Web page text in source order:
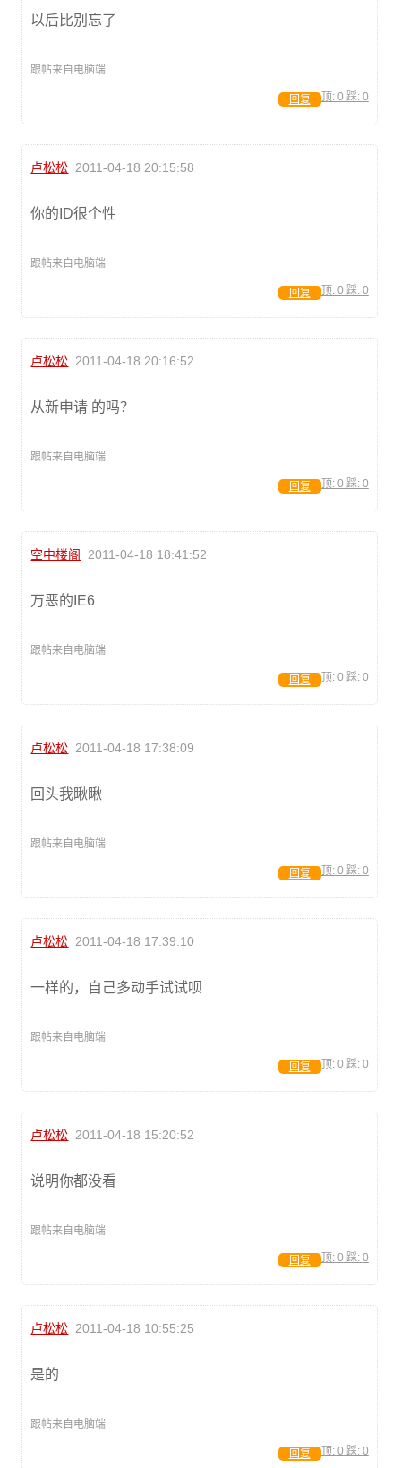
以后比别忘了
跟帖来自电脑端
顶: 0 踩: 0
回复
卢松松 2011-04-18 20:15:58
你的ID很个性
跟帖来自电脑端
顶: 0 踩: 0
回复
卢松松 2011-04-18 20:16:52
从新申请 的吗？
跟帖来自电脑端
顶: 0 踩: 0
回复
空中楼阁 2011-04-18 18:41:52
万恶的IE6
跟帖来自电脑端
顶: 0 踩: 0
回复
卢松松 2011-04-18 17:38:09
回头我瞅瞅
跟帖来自电脑端
顶: 0 踩: 0
回复
卢松松 2011-04-18 17:39:10
一样的，自己多动手试试呗
跟帖来自电脑端
顶: 0 踩: 0
回复
卢松松 2011-04-18 15:20:52
说明你都没看
跟帖来自电脑端
顶: 0 踩: 0
回复
卢松松 2011-04-18 10:55:25
是的
跟帖来自电脑端
顶: 0 踩: 0
回复